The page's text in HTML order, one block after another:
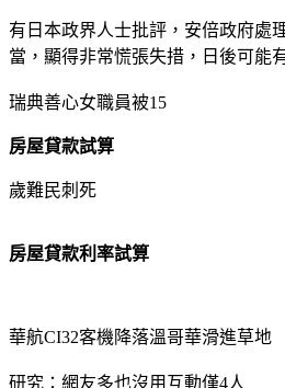
有日本政界人士批評，安倍政府處
當，顯得非常慌張失措，日後可能
瑞典善心女職員被15
房屋貸款試算
歲難民刺死
房屋貸款利率試算
華航CI32客機降落溫哥華滑進草地
研究：網友多也沒用互動僅4人